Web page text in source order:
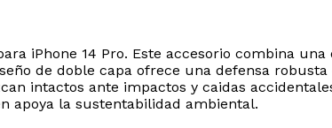
iPhone 14 Pro. Este accesorio combina
de doble capa ofrece una defensa
intactos ante impactos y caidas
apoya la sustentabilidad ambiental.